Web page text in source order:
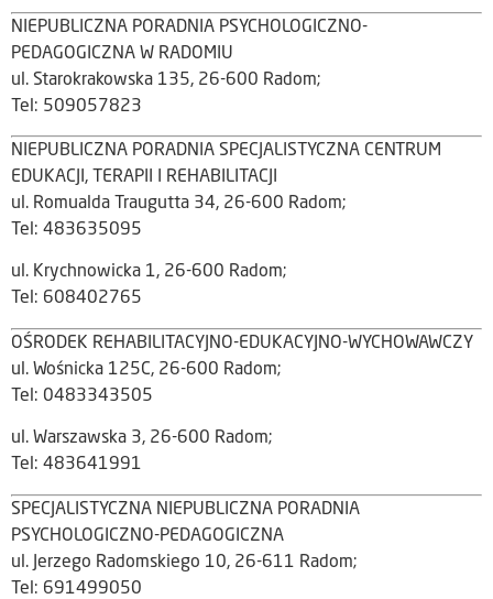
NIEPUBLICZNA PORADNIA PSYCHOLOGICZNO-
PEDAGOGICZNA W RADOMIU
ul. Starokrakowska 135, 26-600 Radom;
Tel: 509057823
NIEPUBLICZNA PORADNIA SPECJALISTYCZNA CENTRUM
EDUKACJI, TERAPII I REHABILITACJI
ul. Romualda Traugutta 34, 26-600 Radom;
Tel: 483635095
ul. Krychnowicka 1, 26-600 Radom;
Tel: 608402765
OŚRODEK REHABILITACYJNO-EDUKACYJNO-WYCHOWAWCZY
ul. Wośnicka 125C, 26-600 Radom;
Tel: 0483343505
ul. Warszawska 3, 26-600 Radom;
Tel: 483641991
SPECJALISTYCZNA NIEPUBLICZNA PORADNIA
PSYCHOLOGICZNO-PEDAGOGICZNA
ul. Jerzego Radomskiego 10, 26-611 Radom;
Tel: 691499050